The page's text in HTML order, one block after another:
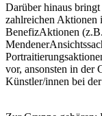
Darüber hinaus
zahlreichen Aktionen
BenefizAktionen
vor, ansonsten in der
Künstler/innen bei